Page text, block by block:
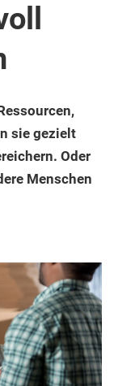
sie gezielt
Oder
Menschen